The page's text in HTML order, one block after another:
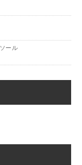
ール